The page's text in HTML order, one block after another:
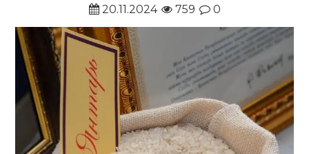
20.11.2024
759 0